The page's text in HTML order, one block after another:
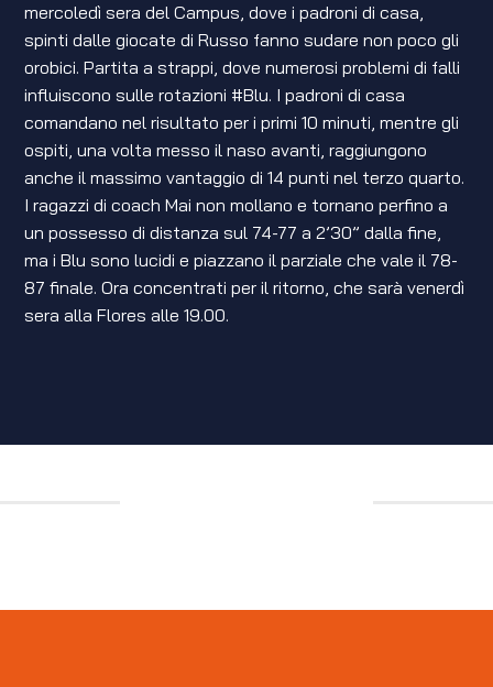
mercoledì sera del Campus, dove i padroni di casa,
spinti dalle giocate di Russo fanno sudare non poco gli
orobici. Partita a strappi, dove numerosi problemi di falli
influiscono sulle rotazioni #Blu. I padroni di casa
comandano nel risultato per i primi 10 minuti, mentre gli
ospiti, una volta messo il naso avanti, raggiungono
anche il massimo vantaggio di 14 punti nel terzo quarto.
I ragazzi di coach Mai non mollano e tornano perfino a
un possesso di distanza sul 74-77 a 2’30” dalla fine,
ma i Blu sono lucidi e piazzano il parziale che vale il 78-
87 finale. Ora concentrati per il ritorno, che sarà venerdì
sera alla Flores alle 19.00.